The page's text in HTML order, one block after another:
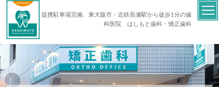
提携駐車場完備、東大阪市・近鉄長瀬駅から徒歩1分の歯
科医院 はしもと歯科・矯正歯科